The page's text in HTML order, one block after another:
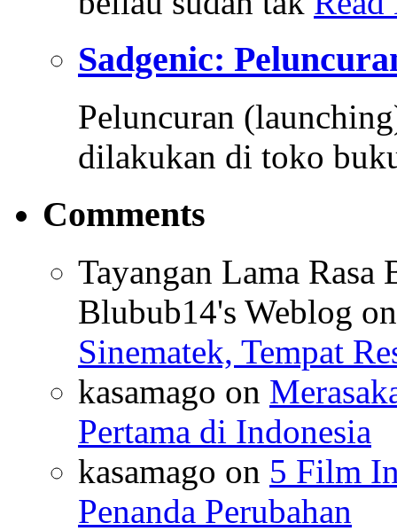
Sadgenic:
Peluncuran
dilakukan di toko
Comments
Tayangan Lama
Blubub14's Weblog
Sinematek, Tempat
kasamago on
Pertama di Indonesia
kasamago on 5 Film
Penanda Perubahan